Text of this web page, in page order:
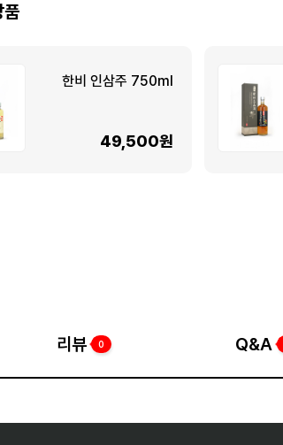
품
한비 인삼주 750ml
49,500원
리뷰 0 Q&A